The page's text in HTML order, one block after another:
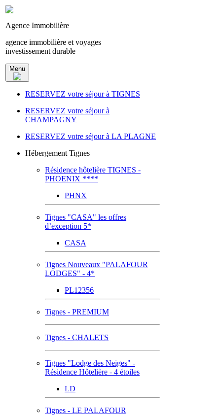
Agence Immobilière
agence immobilière et voyages
investissement durable
Menu
RESERVEZ votre séjour à TIGNES
RESERVEZ votre séjour à
CHAMPAGNY
RESERVEZ votre séjour à LA PLAGNE
Hébergement Tignes
Résidence hôtelière TIGNES -
PHOENIX ****
PHNX
Tignes "CASA" les offres
d’exception 5*
CASA
Tignes Nouveaux "PALAFOUR
LODGES" - 4*
PL12356
Tignes - PREMIUM
Tignes - CHALETS
Tignes "Lodge des Neiges" -
Résidence Hôtelière - 4 étoiles
LD
Tignes - LE PALAFOUR